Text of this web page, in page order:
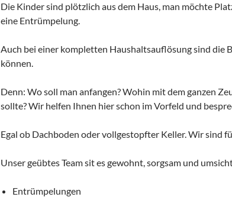
Die Kinder sind plötzlich aus dem Haus, man möchte
eine Entrümpelung.
Auch bei einer kompletten Haushaltsauflösung sind die
können.
Denn: Wo soll man anfangen? Wohin mit dem ganzen
sollte? Wir helfen Ihnen hier schon im Vorfeld und
Egal ob Dachboden oder vollgestopfter Keller. Wir sind
Unser geübtes Team sit es gewohnt, sorgsam und
Entrümpelungen